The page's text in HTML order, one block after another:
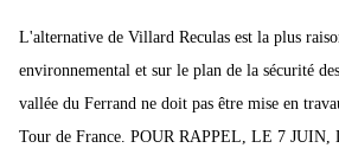
L'alternative de Villard Reculas est la plus
environnemental et sur le plan de la sécurité
vallée du Ferrand ne doit pas être mise en
Tour de France. POUR RAPPEL, LE 7